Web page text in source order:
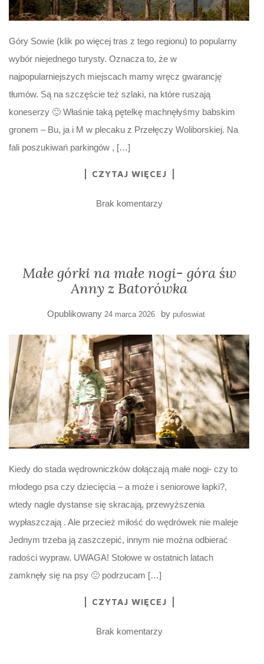
Góry Sowie (klik po więcej tras z tego regionu) to popularny
wybór niejednego turysty. Oznacza to, że w
najpopularniejszych miejscach mamy wręcz gwarancję
tłumów. Są na szczęście też szlaki, na które ruszają
koneserzy 🙂 Właśnie taką pętelkę machnęłyśmy babskim
gronem – Bu, ja i M w plecaku z Przełęczy Woliborskiej. Na
fali poszukiwań parkingów , […]
CZYTAJ WIĘCEJ
Brak komentarzy
Małe górki na małe nogi- góra św
Anny z Batorówka
Opublikowany 24 marca 2026 by pufoswiat
Kiedy do stada wędrowniczków dołączają małe nogi- czy to
młodego psa czy dziecięcia – a może i seniorowe łapki?,
wtedy nagle dystanse się skracają, przewyższenia
wypłaszczają . Ale przecież miłość do wędrówek nie maleje
Jednym trzeba ją zaszczepić, innym nie można odbierać
radości wypraw. UWAGA! Stołowe w ostatnich latach
zamknęły się na psy 🙁 podrzucam […]
CZYTAJ WIĘCEJ
Brak komentarzy